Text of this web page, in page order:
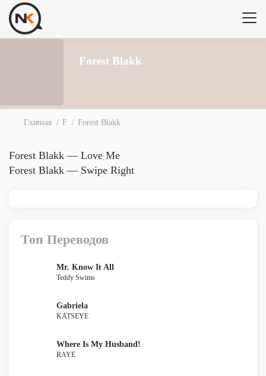
Forest Blakk
Главная F Forest Blakk
Forest Blakk — Love Me
Forest Blakk — Swipe Right
Топ Переводов
Mr. Know It All
Teddy Swims
Gabriela
KATSEYE
Where Is My Husband!
RAYE